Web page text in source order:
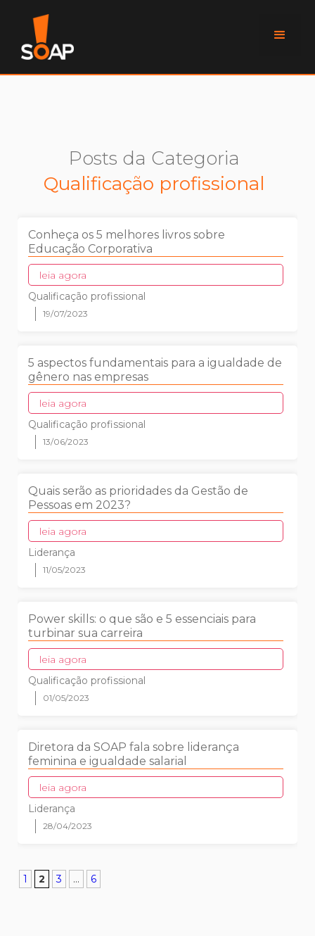
Posts da Categoria
Qualificação profissional
Conheça os 5 melhores livros sobre
Educação Corporativa
leia agora
Qualificação profissional
19/07/2023
5 aspectos fundamentais para a igualdade de
gênero nas empresas
leia agora
Qualificação profissional
13/06/2023
Quais serão as prioridades da Gestão de
Pessoas em 2023?
leia agora
Liderança
11/05/2023
Power skills: o que são e 5 essenciais para
turbinar sua carreira
leia agora
Qualificação profissional
01/05/2023
Diretora da SOAP fala sobre liderança
feminina e igualdade salarial
leia agora
Liderança
28/04/2023
1 2 3 ... 6